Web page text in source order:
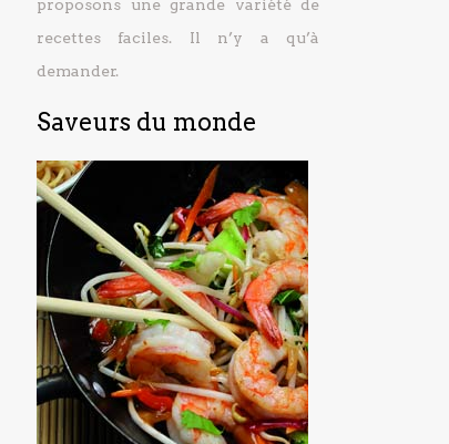
proposons une grande variété de
recettes faciles. Il n’y a qu’à
demander.
Saveurs du monde